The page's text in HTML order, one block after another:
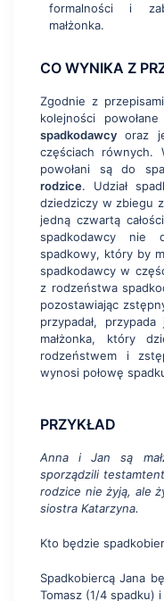
formalności i
małżonka.
CO WYNIKA Z
Zgodnie z
kolejności
spadkodawcy oraz
częściach równych.
powołani są do
rodzice. Udział
dziedziczy w zbiegu
jedną czwartą
spadkodawcy nie
spadkowy, który by
spadkodawcy w
z rodzeństwa
pozostawiając
przypadał, przypada
małżonka, który
rodzeństwem i
wynosi połowę
PRZYKŁAD
Anna i Jan są
sporządzili
rodzice nie żyją, ale
siostra Katarzyna.
Kto będzie
Spadkobiercą Jana
Tomasz (1/4 spadku)